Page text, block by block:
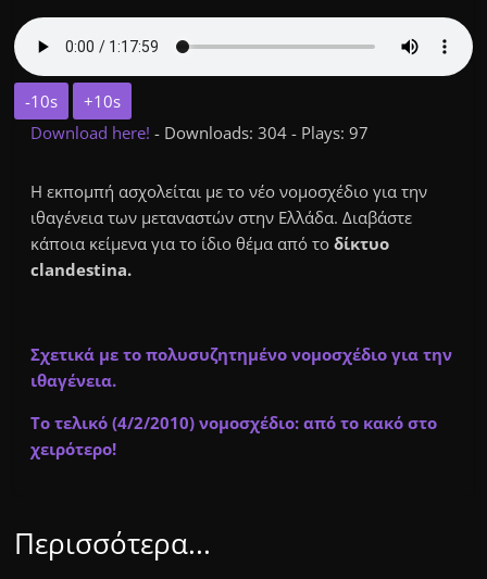
-10s
+10s
Download here!- Downloads: 304 - Plays: 97
Η εκπομπή ασχολείται με το νέο νομοσχέδιο για την
ιθαγένεια των μεταναστών στην Ελλάδα. Διαβάστε
κάποια κείμενα για το ίδιο θέμα από τοδίκτυο
clandestina.
Σχετικά με το πολυσυζητημένο νομοσχέδιο για την
ιθαγένεια.
To τελικό (4/2/2010) νομοσχέδιο: από το κακό στο
χειρότερο!
Περισσότερα...